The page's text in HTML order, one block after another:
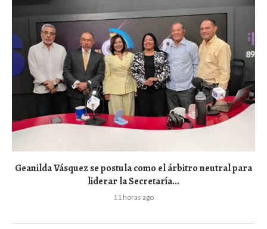
Geanilda Vásquez se postula como el árbitro neutral para
liderar la Secretaría...
11 horas ago